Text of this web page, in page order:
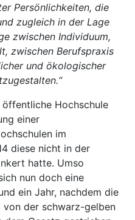
Persönlichkeiten, die
zugleich in der Lage
zwischen Individuum,
zwischen Berufspraxis
und ökologischer
Hochschule
einer
im
diese nicht in der
hatte. Umso
nun doch eine
ein Jahr, nachdem die
von der schwarz-gelben